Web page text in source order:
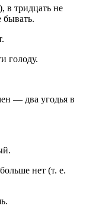
в тридцать не
бывать.
голоду.
— два угодья в
нет (т. е.